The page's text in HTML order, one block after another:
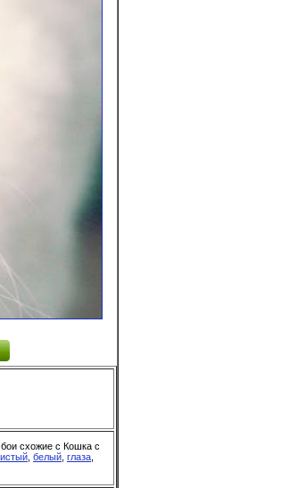
схожие с Кошка с
белый глаза